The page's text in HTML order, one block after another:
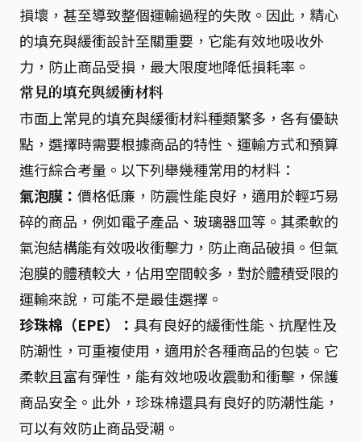
損壞，甚至導致整個運輸過程的失敗。因此，精心
的填充與緩衝設計至關重要，它能有效地吸收外
力，防止商品受損，最大限度地降低損耗率。
常見的填充與緩衝材料
市面上常見的填充與緩衝材料種類繁多，各有優缺
點，選擇時需要根據商品的特性、運輸方式和預算
進行綜合考量。以下列舉幾種常用的材料：
氣泡膜： 價格低廉，防震性能良好，適用於輕巧易
碎的商品，例如電子產品、玻璃器皿等。其柔軟的
氣泡結構能有效吸收衝擊力，防止商品破損。但氣
泡膜的體積較大，佔用空間較多，對於體積受限的
運輸來說，可能不是最佳選擇。
珍珠棉（EPE）： 具有良好的緩衝性能、抗壓性及
防潮性，可重複使用，適用於各種商品的包裝。它
柔軟且富有彈性，能有效地吸收震動和衝擊，保護
商品安全。此外，珍珠棉還具有良好的防潮性能，
可以有效防止商品受潮。